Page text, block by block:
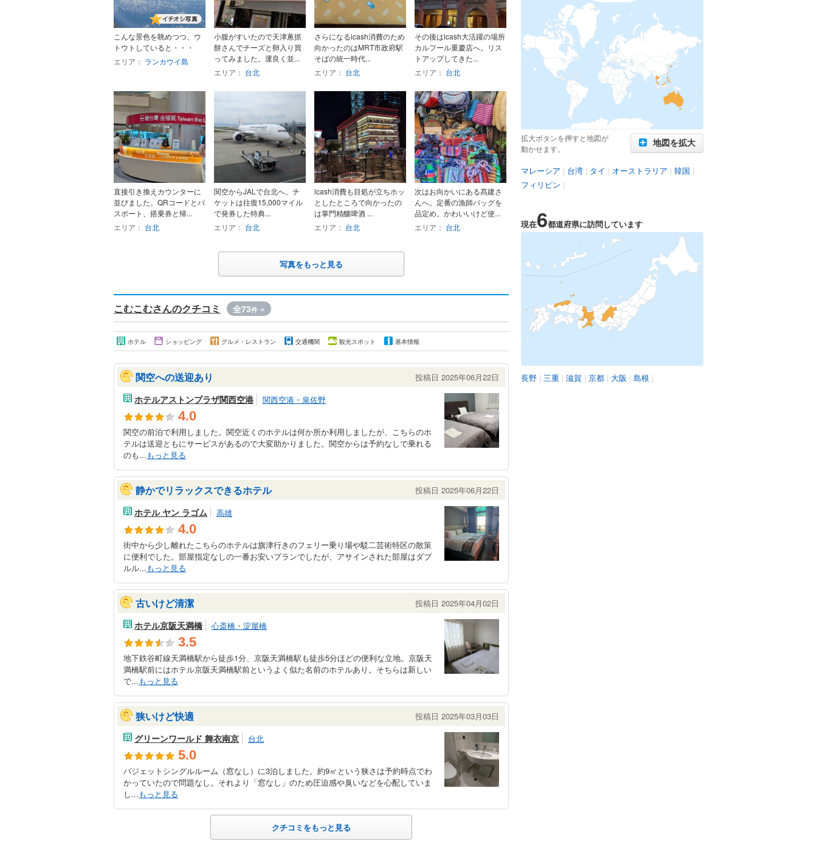
こんな景色を眺めつつ、ウ
トウトしていると・・・
エリア： ランカウイ島
小腹がすいたので天津蔥抓
餅さんでチーズと卵入り買
ってみました。運良く並...
エリア： 台北
さらになるicash消費のため
向かったのはMRT市政府駅
そばの統一時代...
エリア： 台北
その後はicash大活躍の場所
カルフール重慶店へ。リス
トアップしてきた...
エリア： 台北
直接引き換えカウンターに
並びました。QRコードとパ
スポート、搭乗券と帰...
エリア： 台北
関空からJALで台北へ。チ
ケットは往復15,000マイル
で発券した特典...
エリア： 台北
icash消費も目処が立ちホッ
としたところで向かったの
は掌門精釀啤酒 ...
エリア： 台北
次はお向かいにある髙建さ
んへ。定番の漁師バッグを
品定め。かわいいけど使...
エリア： 台北
写真をもっと見る
こむこむさんのクチコミ 全73件 »
ホテル ショッピング グルメ・レストラン 交通機関 観光スポット 基本情報
関空への送迎あり 投稿日 2025年06月22日
ホテルアストンプラザ関西空港 関西空港・泉佐野
4.0
関空の前泊で利用しました。関空近くのホテルは何か所か利用しましたが、こちらのホ
テルは送迎ともにサービスがあるので大変助かりました。関空からは予約なしで乗れる
のも...もっと見る
静かでリラックスできるホテル 投稿日 2025年06月22日
ホテル ヤン ラゴム 高雄
4.0
街中から少し離れたこちらのホテルは旗津行きのフェリー乗り場や駁二芸術特区の散策
に便利でした。部屋指定なしの一番お安いプランでしたが、アサインされた部屋はダブ
ルル...もっと見る
古いけど清潔 投稿日 2025年04月02日
ホテル京阪天満橋 心斎橋・淀屋橋
3.5
地下鉄谷町線天満橋駅から徒歩1分、京阪天満橋駅も徒歩5分ほどの便利な立地。京阪天
満橋駅前にはホテル京阪天満橋駅前というよく似た名前のホテルあり。そちらは新しい
で...もっと見る
狭いけど快適 投稿日 2025年03月03日
グリーンワールド 舞衣南京 台北
5.0
バジェットシングルルーム（窓なし）に3泊しました。約9㎡という狭さは予約時点でわ
かっていたので問題なし。それより「窓なし」のため圧迫感や臭いなどを心配していま
し...もっと見る
クチコミをもっと見る
拡大ボタンを押すと地図が
動かせます。
地図を拡大
マレーシア | 台湾 | タイ | オーストラリア | 韓国 |
フィリピン |
現在6都道府県に訪問しています
長野 | 三重 | 滋賀 | 京都 | 大阪 | 島根 |